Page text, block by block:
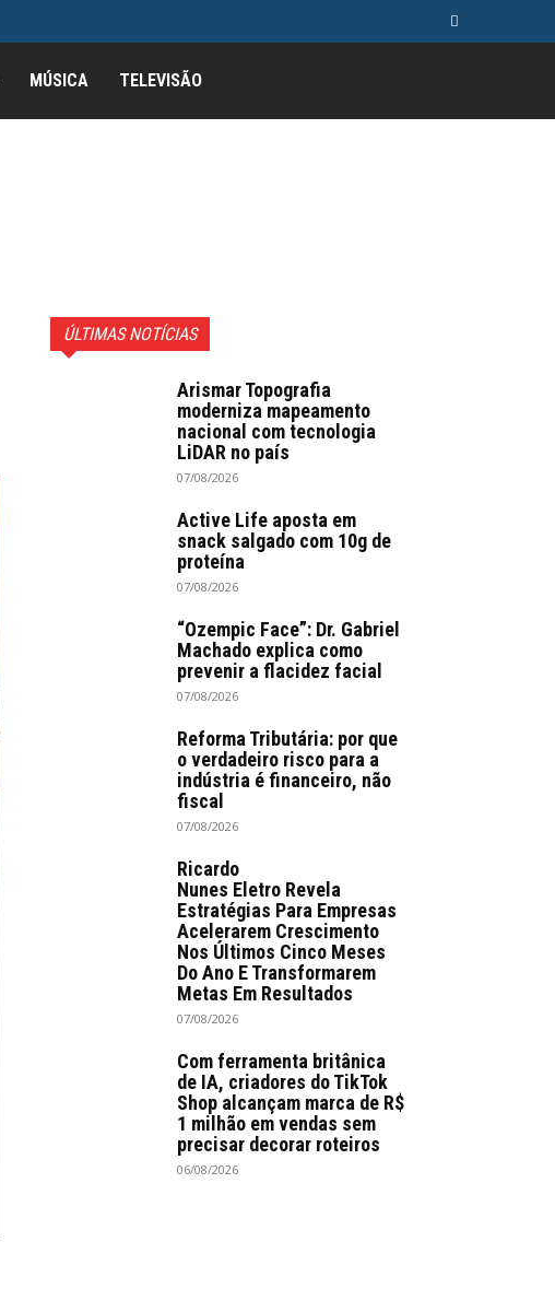
MÚSICA TELEVISÃO
ÚLTIMAS NOTÍCIAS
Arismar Topografia
moderniza mapeamento
nacional com tecnologia
LiDAR no país
07/08/2026
Active Life aposta em
snack salgado com 10g de
proteína
07/08/2026
“Ozempic Face”: Dr. Gabriel
Machado explica como
prevenir a flacidez facial
07/08/2026
Reforma Tributária: por que
o verdadeiro risco para a
indústria é financeiro, não
fiscal
07/08/2026
Ricardo
Nunes Eletro Revela
Estratégias Para Empresas
Acelerarem Crescimento
Nos Últimos Cinco Meses
Do Ano E Transformarem
Metas Em Resultados
07/08/2026
Com ferramenta britânica
de IA, criadores do TikTok
Shop alcançam marca de R$
1 milhão em vendas sem
precisar decorar roteiros
06/08/2026